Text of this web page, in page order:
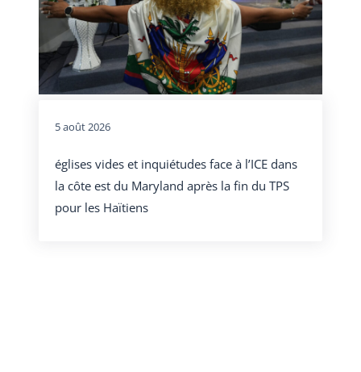
5 août 2026
églises vides et inquiétudes face à l’ICE dans
la côte est du Maryland après la fin du TPS
pour les Haïtiens